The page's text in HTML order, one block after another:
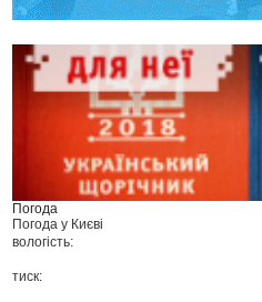
Погода
Погода у Києві
вологість:
тиск: